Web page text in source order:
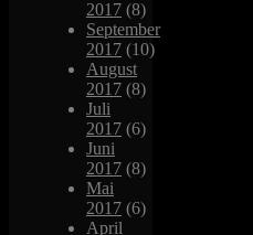
2017 (8)
September
2017 (10)
August
2017 (8)
Juli
2017 (6)
Juni
2017 (8)
Mai
2017 (6)
April